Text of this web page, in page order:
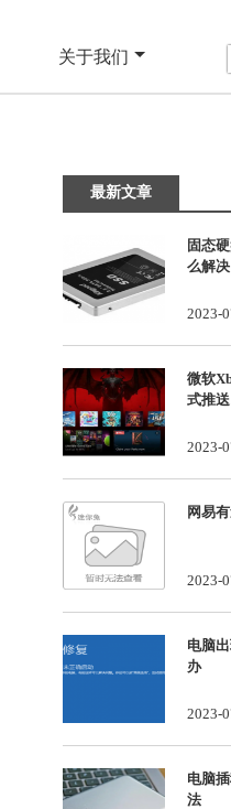
关于我们
最新文章
固态
么解决
2023-
微软
式推送
2023-
网易
2023-
电脑
办
2023-
电脑
法